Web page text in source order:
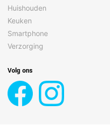
Panorama
achtercamera
Pixelgrootte derde
Pixelgrootte tweede
achtercamera
Pixelgrootte
Huishouden
Keuken
Smartphone
Verzorging
Volg ons